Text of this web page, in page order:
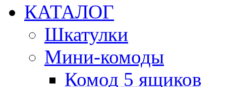
КАТАЛОГ
Шкатулки
Мини-комоды
Комод 5 ящиков